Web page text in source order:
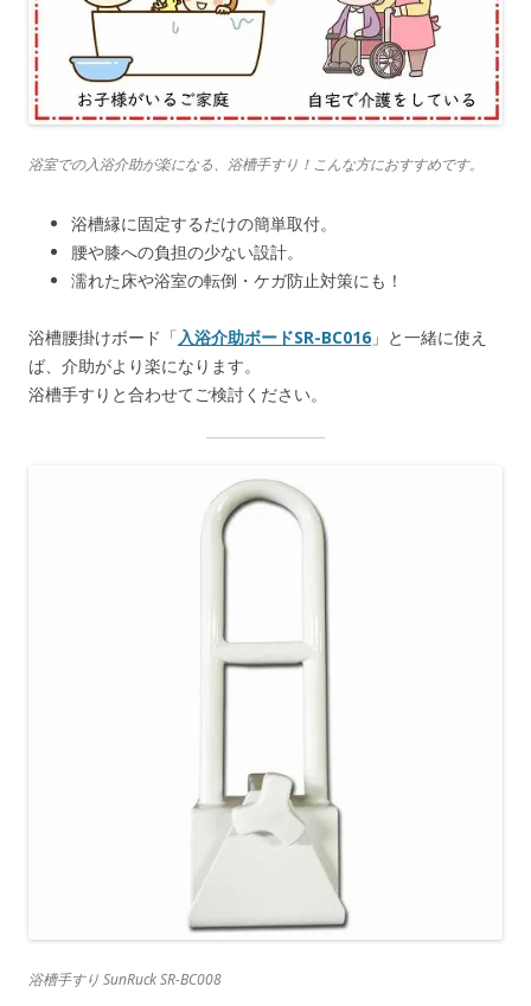
浴室での入浴介助が楽になる、浴槽手すり！こんな方におすすめです。
浴槽縁に固定するだけの簡単取付。
腰や膝への負担の少ない設計。
濡れた床や浴室の転倒・ケガ防止対策にも！
浴槽腰掛けボード「入浴介助ボードSR-BC016 」と一緒に使え
ば、介助がより楽になります。
浴槽手すりと合わせてご検討ください。
浴槽手すり SunRuck SR-BC008